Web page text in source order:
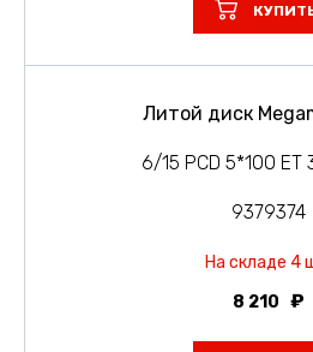
Литой диск
6/15 PCD 5*100 ET
9379374
На складе 4
8 210